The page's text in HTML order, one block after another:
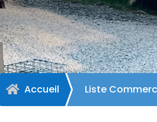
 Accueil Liste